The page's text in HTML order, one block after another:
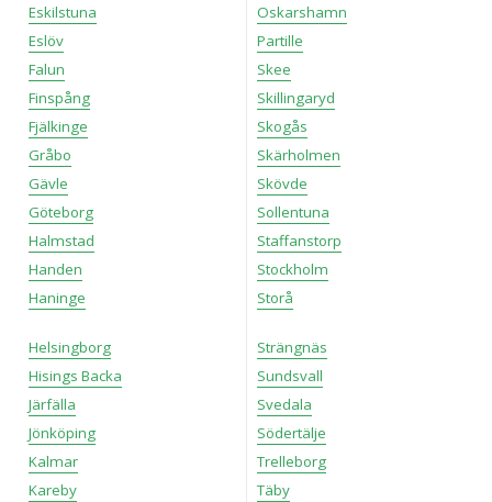
Eskilstuna
Eslöv
Falun
Finspång
Fjälkinge
Gråbo
Gävle
Göteborg
Halmstad
Handen
Haninge
Helsingborg
Hisings Backa
Järfälla
Jönköping
Kalmar
Kareby
Oskarshamn
Partille
Skee
Skillingaryd
Skogås
Skärholmen
Skövde
Sollentuna
Staffanstorp
Stockholm
Storå
Strängnäs
Sundsvall
Svedala
Södertälje
Trelleborg
Täby